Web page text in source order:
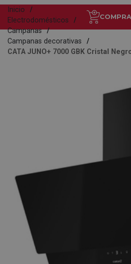
Inicio
Electrodomésticos
Campanas
Campanas decorativas
CATA JUNO+ 7000 GBK Cristal